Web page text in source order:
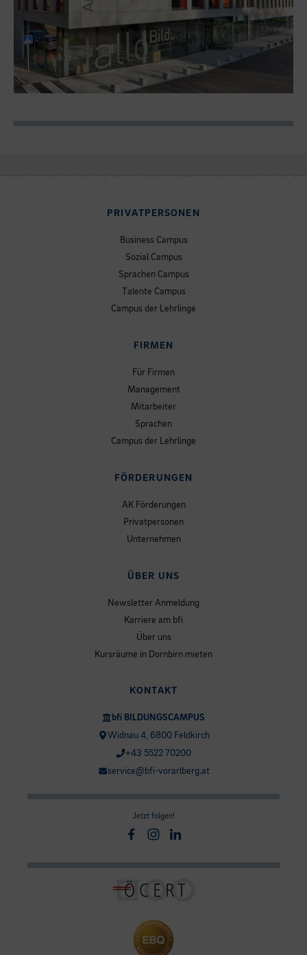
PRIVATPERSONEN
Business Campus
Sozial Campus
Sprachen Campus
Talente Campus
Campus der Lehrlinge
FIRMEN
Für Firmen
Management
Mitarbeiter
Sprachen
Campus der Lehrlinge
FÖRDERUNGEN
AK Förderungen
Privatpersonen
Unternehmen
ÜBER UNS
Newsletter Anmeldung
Karriere am bfi
Über uns
Kursräume in Dornbirn mieten
KONTAKT
bfi BILDUNGSCAMPUS
Widnau 4, 6800 Feldkirch
+43 5522 70200
service@bfi-vorarlberg.at
Jetzt folgen!
Facebook
Instagram
Linkedin